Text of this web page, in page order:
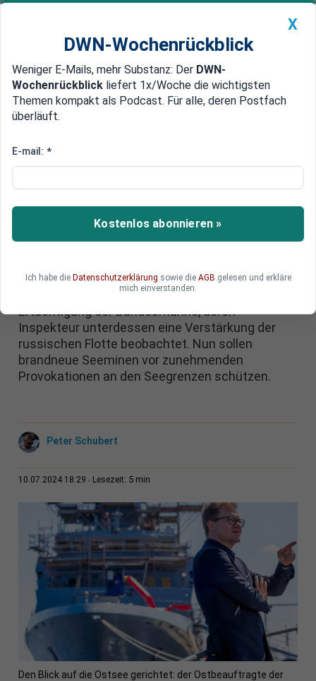
Newsticker MEIN DWN: Geldanlage Premium
Edelmetalle DWN-Magazin China
Seeminen zum Schutz der
Grenzen aufzeigen
Jahrelang waren die Werften ein Sorgenkind der
deutschen Wirtschaft. Seit Putins Angriff auf die
Warnowwerft an der Ostsee ist zum Marine-
Arsenal aufgewertet worden. Es geht um die
Ertüchtigung der Bundesmarine, deren
Inspekteur unterdessen eine Verstärkung der
russischen Flotte beobachtet. Nun sollen
brandneue Seeminen vor zunehmenden
Provokationen an den Seegrenzen schützen.
Peter Schubert
10.07.2024 18:29 Lesezeit: 5 min
Den Blick auf die Ostsee gerichtet: der Ostbeauftragte der
X
DWN-Wochenrückblick
Weniger E-Mails, mehr Substanz: Der DWN-
Wochenrückblick liefert 1x/Woche die wichtigsten
Themen kompakt als Podcast. Für alle, deren Postfach
überläuft.
E-mail: *
Kostenlos abonnieren »
Ich habe die Datenschutzerklärung sowie die AGB gelesen und erkläre
mich einverstanden.